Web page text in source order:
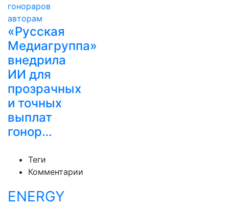
«Русская
Медиагруппа»
внедрила
ИИ для
прозрачных
и точных
выплат
гонор…
Теги
Комментарии
ENERGY